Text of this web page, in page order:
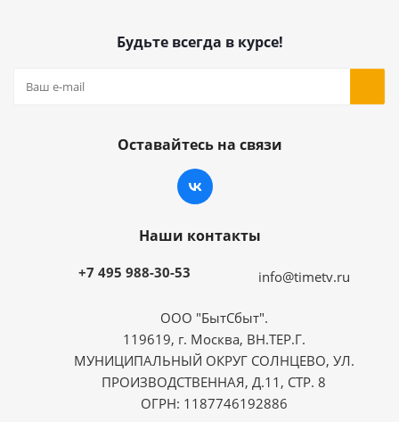
Будьте всегда в курсе!
Оставайтесь на связи
Наши контакты
+7 495 988-30-53 info@timetv.ru
ООО "БытСбыт".
119619, г. Москва, ВН.ТЕР.Г.
МУНИЦИПАЛЬНЫЙ ОКРУГ СОЛНЦЕВО, УЛ.
ПРОИЗВОДСТВЕННАЯ, Д.11, СТР. 8
ОГРН: 1187746192886